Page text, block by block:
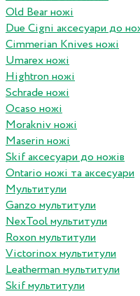
Old Bear ножі
Due Cigni аксесуари до
Cimmerian Knives ножі
Umarex ножі
Hightron ножі
Schrade ножі
Ocaso ножі
Morakniv ножі
Maserin ножі
Skif аксесуари до ножів
Ontario ножі та аксесуари
Мультитули
Ganzo мультитули
NexTool мультитули
Roxon мультитули
Victorinox мультитули
Leatherman мультитули
Skif мультитули